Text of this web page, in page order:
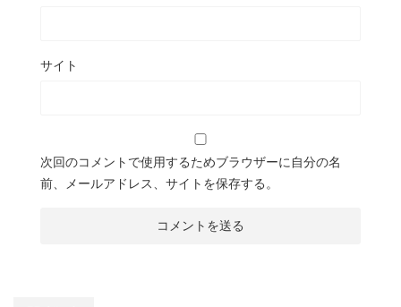
サイト
次回のコメントで使用するためブラウザーに自分の名
前、メールアドレス、サイトを保存する。